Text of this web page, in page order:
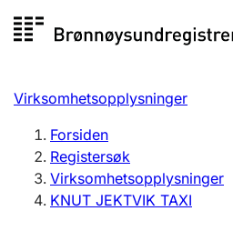
til
Registersøk
Aksjeselskap
Enkeltpersonforetak
Registrere, endre, slette
Virksomhetsopplysninger
Forsiden
Registersøk
Virksomhetsopplysninger
KNUT JEKTVIK TAXI